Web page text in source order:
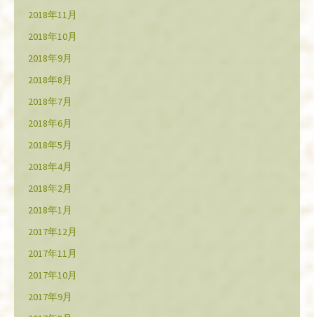
2018年11月
2018年10月
2018年9月
2018年8月
2018年7月
2018年6月
2018年5月
2018年4月
2018年2月
2018年1月
2017年12月
2017年11月
2017年10月
2017年9月